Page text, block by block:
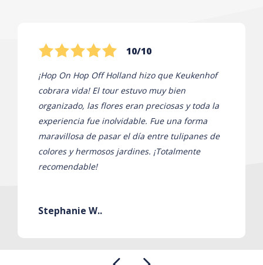
10/10
¡Hop On Hop Off Holland hizo que Keukenhof
cobrara vida! El tour estuvo muy bien
organizado, las flores eran preciosas y toda la
experiencia fue inolvidable. Fue una forma
maravillosa de pasar el día entre tulipanes de
colores y hermosos jardines. ¡Totalmente
recomendable!
Stephanie W..